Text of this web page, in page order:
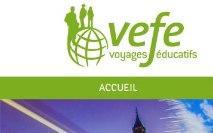
ACCUEIL